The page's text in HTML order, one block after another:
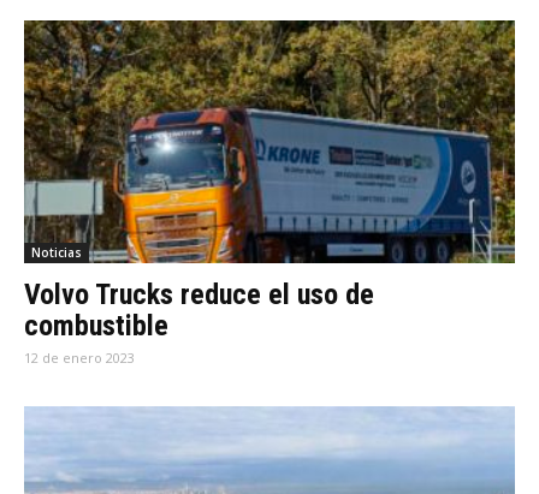
Noticias
Volvo Trucks reduce el uso de
combustible
12 de enero 2023